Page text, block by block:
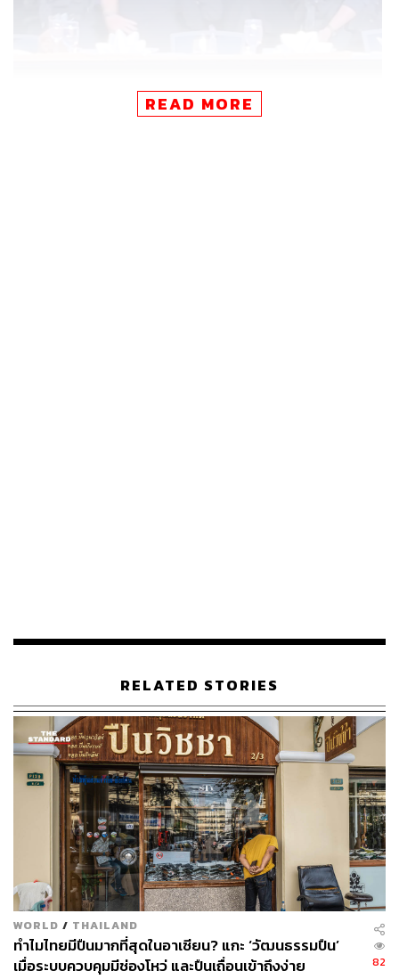
READ MORE
RELATED STORIES
WORLD / THAILAND
ทำไมไทยมีปืนมากที่สุดในอาเซียน? แกะ ‘วัฒนธรรมปืน’
เมื่อระบบควบคุมมีช่องโหว่ และปืนเถื่อนเข้าถึงง่าย
82